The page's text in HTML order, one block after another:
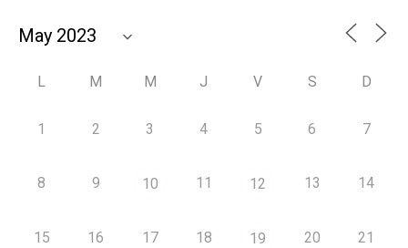
L M M J V S D
1 2 3 4 5 6 7
8 9 10 11 12 13 14
15 16 17 18 19 20 21